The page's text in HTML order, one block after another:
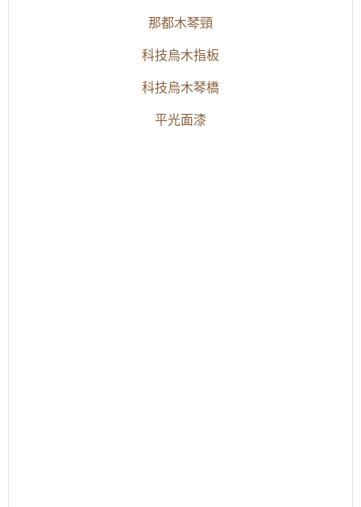
那都木琴頸
科技烏木指板
科技烏木琴橋
平光面漆